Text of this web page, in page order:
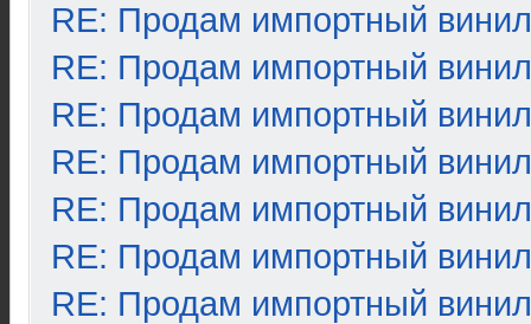
RE: Продам импортный винил
RE: Продам импортный винил
RE: Продам импортный винил
RE: Продам импортный винил
RE: Продам импортный винил
RE: Продам импортный винил
RE: Продам импортный винил